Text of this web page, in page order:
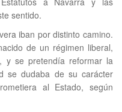
sentido.
iban por distinto camino.
de un régimen liberal,
y se pretendía reformar la
se dudaba de su carácter
al Estado, según